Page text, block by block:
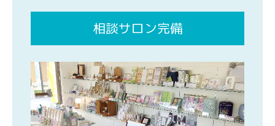
相談サロン完備